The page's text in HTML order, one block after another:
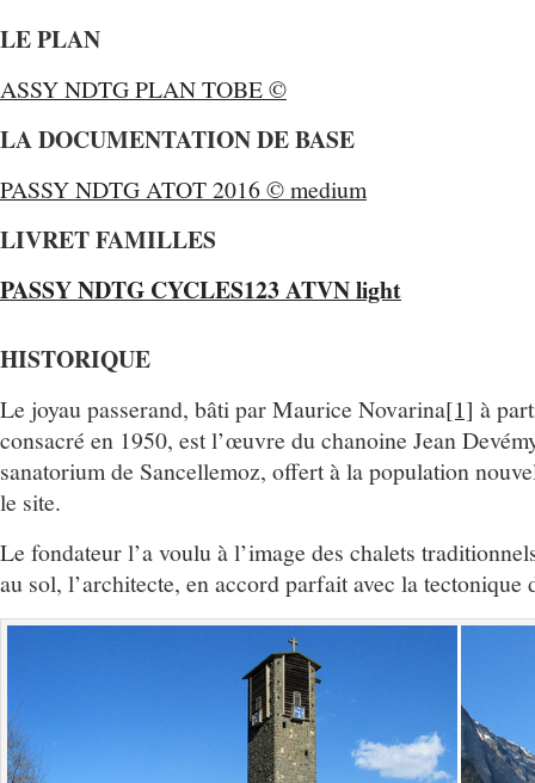
LE PLAN
ASSY NDTG PLAN TOBE ©
LA DOCUMENTATION DE BASE
PASSY NDTG ATOT 2016 © medium
LIVRET FAMILLES
PASSY NDTG CYCLES123 ATVN light
HISTORIQUE
Le joyau passerand, bâti par Maurice Novarina[1] à
consacré en 1950, est l’œuvre du chanoine Jean
sanatorium de Sancellemoz, offert à la population
le site.
Le fondateur l’a voulu à l’image des chalets
au sol, l’architecte, en accord parfait avec la tectonique